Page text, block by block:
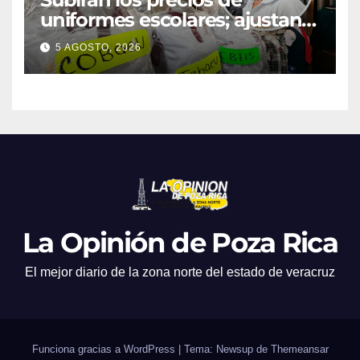
uniformes escolares; ajustan
promociones
5 AGOSTO, 2026
La Opinión de Poza Rica
El mejor diario de la zona norte del estado de veracruz
Funciona gracias a WordPress Tema: Newsup de Themeansar